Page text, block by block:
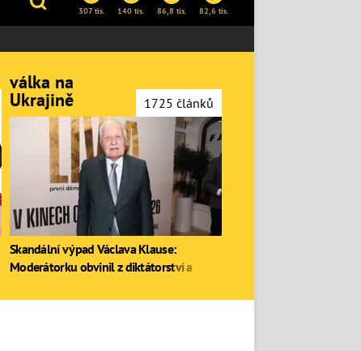
307 tis. 140 tis. 86,8 tis. 82,6 tis.
válka na
Ukrajině 1725 článků
Skandální výpad Václava Klause:
Moderátorku obvinil z diktátorství a